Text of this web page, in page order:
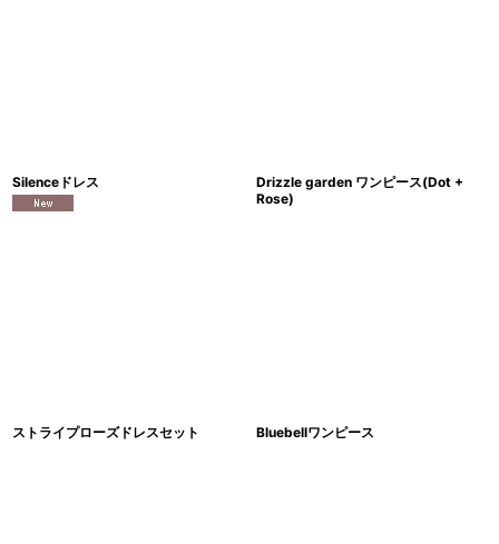
Silenceドレス
Drizzle garden ワンピース(Dot +
Rose)
ストライプローズドレスセット Bluebellワンピース